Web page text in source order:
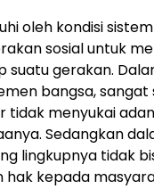
oleh kondisi
sosial untuk
suatu gerakan.
bangsa,
tidak menyukai
Sedangkan
lingkupnya tidak
kepada